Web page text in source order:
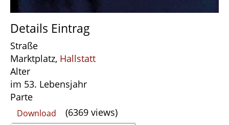
Details Eintrag
Straße
Marktplatz, Hallstatt
Alter
im 53. Lebensjahr
Parte
Download (6369 views)